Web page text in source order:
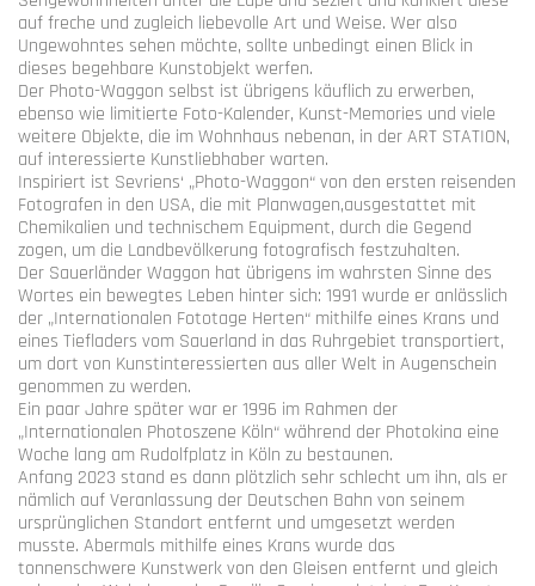
auf freche und zugleich liebevolle Art und Weise. Wer also
Ungewohntes sehen möchte, sollte unbedingt einen Blick in
dieses begehbare Kunstobjekt werfen.
Der Photo-Waggon selbst ist übrigens käuflich zu erwerben,
ebenso wie limitierte Foto-Kalender, Kunst-Memories und viele
weitere Objekte, die im Wohnhaus nebenan, in der ART STATION,
auf interessierte Kunstliebhaber warten.
Inspiriert ist Sevriens‘ „Photo-Waggon“ von den ersten reisenden
Fotografen in den USA, die mit Planwagen,ausgestattet mit
Chemikalien und technischem Equipment, durch die Gegend
zogen, um die Landbevölkerung fotografisch festzuhalten.
Der Sauerländer Waggon hat übrigens im wahrsten Sinne des
Wortes ein bewegtes Leben hinter sich: 1991 wurde er anlässlich
der „Internationalen Fototage Herten“ mithilfe eines Krans und
eines Tiefladers vom Sauerland in das Ruhrgebiet transportiert,
um dort von Kunstinteressierten aus aller Welt in Augenschein
genommen zu werden.
Ein paar Jahre später war er 1996 im Rahmen der
„Internationalen Photoszene Köln“ während der Photokina eine
Woche lang am Rudolfplatz in Köln zu bestaunen.
Anfang 2023 stand es dann plötzlich sehr schlecht um ihn, als er
nämlich auf Veranlassung der Deutschen Bahn von seinem
ursprünglichen Standort entfernt und umgesetzt werden
musste. Abermals mithilfe eines Krans wurde das
tonnenschwere Kunstwerk von den Gleisen entfernt und gleich